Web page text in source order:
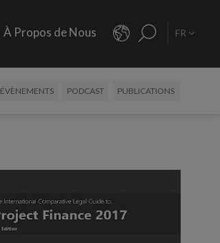
À Propos de Nous FR
ÉVÈNEMENTS PODCAST PUBLICATIONS